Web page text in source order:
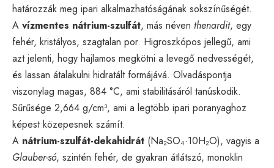
határozzák meg ipari alkalmazhatóságának sokszínűségét.
A vízmentes nátrium-szulfát, más néven thenardit, egy
fehér, kristályos, szagtalan por. Higroszkópos jellegű, ami
azt jelenti, hogy hajlamos megkötni a levegő nedvességét,
és lassan átalakulni hidratált formájává. Olvadáspontja
viszonylag magas, 884 °C, ami stabilitásáról tanúskodik.
Sűrűsége 2,664 g/cm³, ami a legtöbb ipari poranyaghoz
képest közepesnek számít.
A nátrium-szulfát-dekahidrát (Na₂SO₄·10H₂O), vagyis a
Glauber-só, szintén fehér, de gyakran átlátszó, monoklin